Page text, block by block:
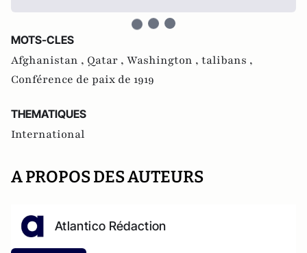
MOTS-CLES
Afghanistan , Qatar , Washington , talibans ,
Conférence de paix de 1919
THEMATIQUES
International
A PROPOS DES AUTEURS
Atlantico Rédaction